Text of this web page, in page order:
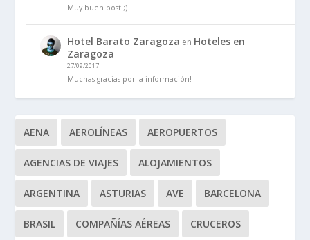
Muy buen post ;)
Hotel Barato Zaragoza en Hoteles en
Zaragoza
27/09/2017
Muchas gracias por la información!
AENA AEROLÍNEAS AEROPUERTOS
AGENCIAS DE VIAJES ALOJAMIENTOS
ARGENTINA ASTURIAS AVE BARCELONA
BRASIL COMPAÑÍAS AÉREAS CRUCEROS